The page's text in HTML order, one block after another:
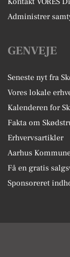
Administrer
GENVEJE
Seneste nyt fra
Vores lokale
Kalenderen for
Fakta om
Erhvervsartikler
Aarhus
Få en gratis
Sponsoreret